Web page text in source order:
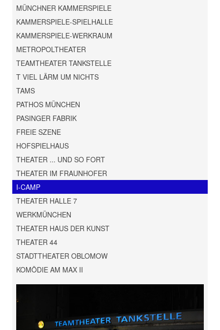
MÜNCHNER KAMMERSPIELE
KAMMERSPIELE-SPIELHALLE
KAMMERSPIELE-WERKRAUM
METROPOLTHEATER
TEAMTHEATER TANKSTELLE
T VIEL LÄRM UM NICHTS
TAMS
PATHOS MÜNCHEN
PASINGER FABRIK
FREIE SZENE
HOFSPIELHAUS
THEATER ... UND SO FORT
THEATER IM FRAUNHOFER
I-CAMP
THEATER HALLE 7
WERKMÜNCHEN
THEATER HAUS DER KUNST
THEATER 44
STADTTHEATER OBLOMOW
KOMÖDIE AM MAX II